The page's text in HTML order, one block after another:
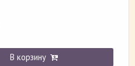
В корзину